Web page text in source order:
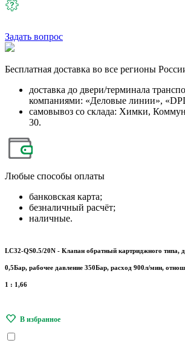
Задать вопрос
Бесплатная доставка во все регионы
доставка до двери/терминала
компаниями: «Деловые линии»,
самовывоз со склада: Химки,
30.
Любые способы оплаты
банковская карта;
безналичный расчёт;
наличные.
LC32-QS0.5/20N - Клапан обратный картриджного типа,
0,5Бар, рабочее давление 350Бар, расход 900л/мин,
1 : 1,66